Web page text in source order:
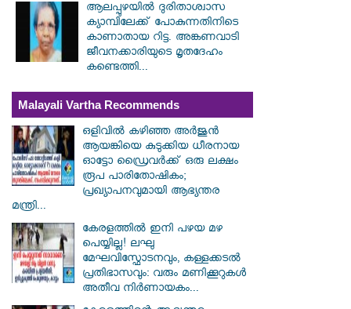
ആലപ്പുഴയിൽ ​ദുരിതാശ്വാസ
ക്യാമ്പിലേക്ക് പോകുന്നതിനിടെ
കാണാതായ റിട്ട. അങ്കണവാടി
ജീവനക്കാരിയുടെ മൃതദേഹം
കണ്ടെത്തി...
Malayali Vartha Recommends
ഒളിവിൽ കഴിഞ്ഞ അർജുൻ
ആയങ്കിയെ കുടുക്കിയ ധീരനായ
ഓട്ടോ ഡ്രൈവർക്ക് ഒരു ലക്ഷം
രൂപ പാരിതോഷികം;
പ്രഖ്യാപനവുമായി ആഭ്യന്തര
മന്ത്രി...
കേരളത്തിൽ ഇനി പഴയ മഴ
പെയ്യില്ല! ലഘു
മേഘവിസ്ഫോടനവും, കള്ളക്കടൽ
പ്രതിഭാസവും: വരും മണിക്കൂറുകൾ
അതീവ നിർണായകം...